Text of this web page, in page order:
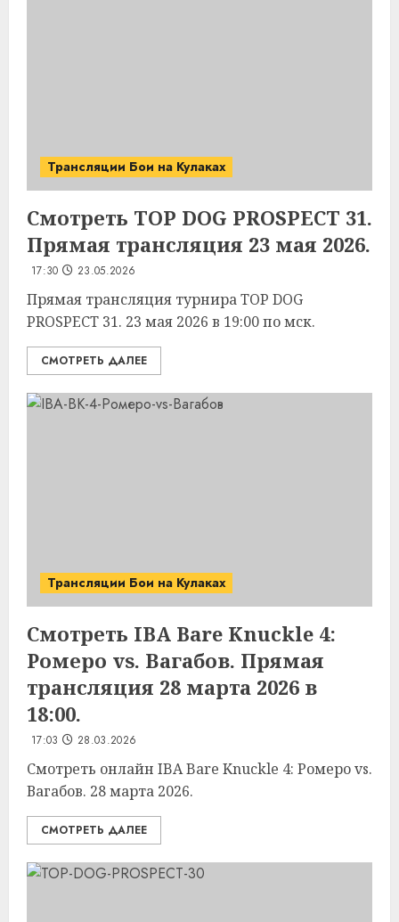
Трансляции Бои на Кулаках
Смотреть TOP DOG PROSPECT 31.
Прямая трансляция 23 мая 2026.
17:30 23.05.2026
Прямая трансляция турнира TOP DOG
PROSPECT 31. 23 мая 2026 в 19:00 по мск.
СМОТРЕТЬ ДАЛЕЕ
Трансляции Бои на Кулаках
Смотреть IBA Bare Knuckle 4:
Ромеро vs. Вагабов. Прямая
трансляция 28 марта 2026 в
18:00.
17:03 28.03.2026
Смотреть онлайн IBA Bare Knuckle 4: Ромеро vs.
Вагабов. 28 марта 2026.
СМОТРЕТЬ ДАЛЕЕ